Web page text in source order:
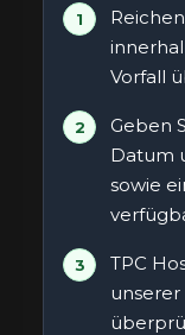
Vorfall
Geben
Datum
sowie
TPC